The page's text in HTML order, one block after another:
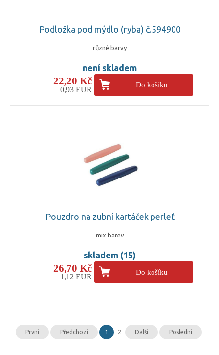
Podložka pod mýdlo (ryba) č.594900
různé barvy
není skladem
22,20 Kč
0,93 EUR
Do košíku
Pouzdro na zubní kartáček perleť
mix barev
skladem (15)
26,70 Kč
1,12 EUR
Do košíku
První Předchozí 1 2 Další Poslední